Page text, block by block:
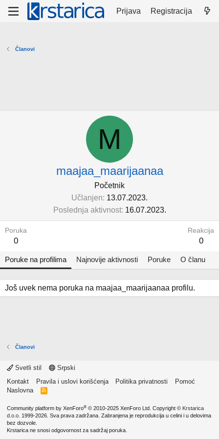
Prijava Registracija
Članovi
M
maajaa_maarijaanaa
Početnik
Učlanjen 13.07.2023.
Poslednja aktivnost 16.07.2023.
Poruka
0
Reakcija
0
Poruke na profilima Najnovije aktivnosti Poruke O članu
Još uvek nema poruka na maajaa_maarijaanaa profilu.
Članovi
Svetli stil
Srpski
Kontakt
Pravila i uslovi korišćenja Politika privatnosti
Pomoć
Naslovna
R
Community platform by XenForo® © 2010-2025 XenForo Ltd. Copyright © Krstarica
d.o.o. 1999-2026. Sva prava zadržana. Zabranjena je reprodukcija u celini i u delovima
bez dozvole.
Krstarica ne snosi odgovornost za sadržaj poruka.